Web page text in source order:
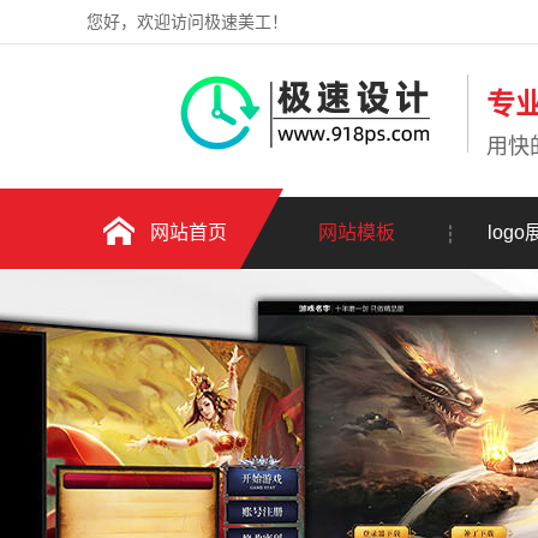
您好，欢迎访问极速美工！
专
用快
网站首页 网站模板 logo